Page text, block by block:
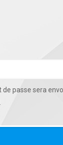
passe sera